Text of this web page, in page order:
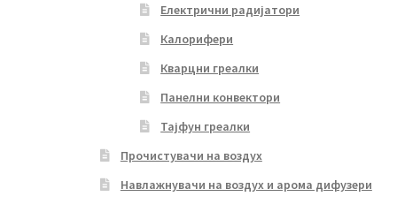
Електрични радијатори
Калорифери
Кварцни греалки
Панелни конвектори
Тајфун греалки
Прочистувачи на воздух
Навлажнувачи на воздух и арома дифузери